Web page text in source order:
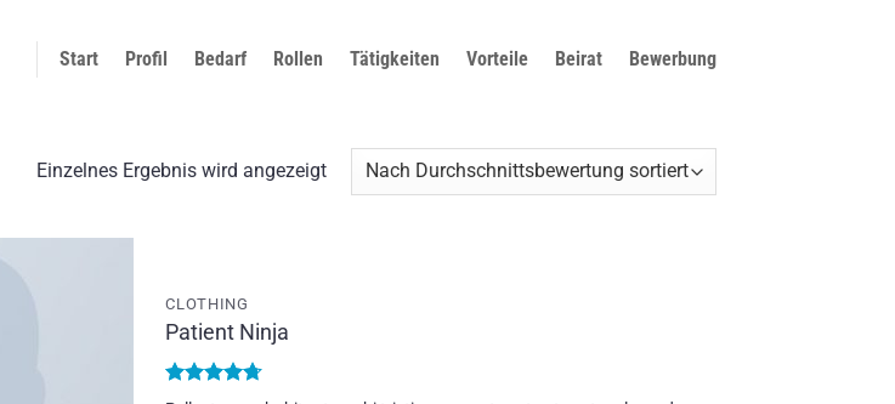
Start Profil Bedarf Rollen Tätigkeiten Vorteile Beirat Bewerbung
Einzelnes Ergebnis wird angezeigt
CLOTHING
Patient Ninja
Bewertet